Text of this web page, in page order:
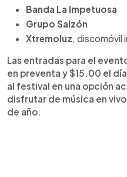
Banda La Impetuosa
Grupo Salzón
Xtremoluz, discomóvil
Las entradas para el
en preventa y $15.00 el
al festival en una opción
disfrutar de música en
de año.